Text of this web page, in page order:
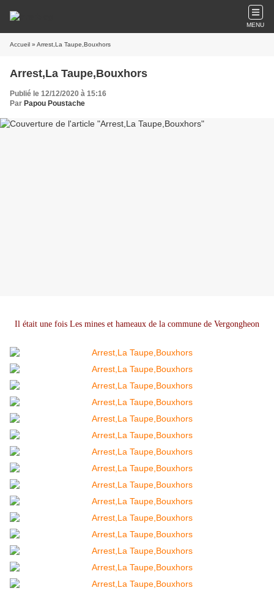
MENU
Accueil » Arrest,La Taupe,Bouxhors
Arrest,La Taupe,Bouxhors
Publié le 12/12/2020 à 15:16
Par Papou Poustache
Il était une fois Les mines et hameaux de la commune de Vergongheon